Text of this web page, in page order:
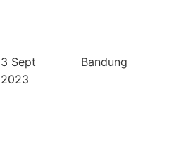
3 Sept
2023
Bandung